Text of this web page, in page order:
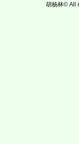
胡杨林© All